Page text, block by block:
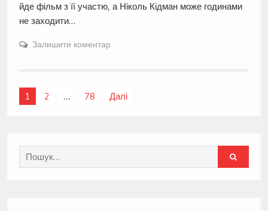
йде фільм з її участю, а Ніколь Кідман може годинами
не заходити…
Залишити коментар
Навігація
1 2 … 78 Далі
Search
for: